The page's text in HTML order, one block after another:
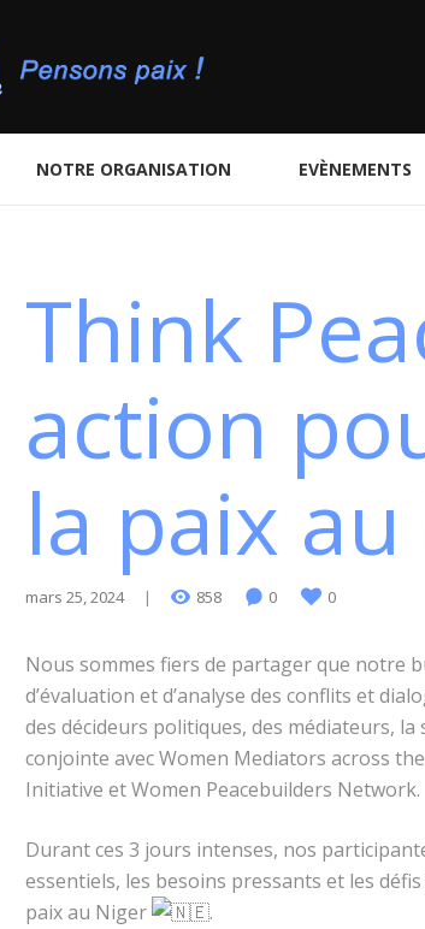
NOTRE ORGANISATION EVÈNEMENTS
Think
action
la paix
mars 25, 2024 858 0 0
Nous sommes fiers de partager que notre
d’évaluation et d’analyse des conflits et
des décideurs politiques, des médiateurs, la
conjointe avec Women Mediators across
Initiative et Women Peacebuilders Network.
Durant ces 3 jours intenses, nos
essentiels, les besoins pressants et les
paix au Niger
.